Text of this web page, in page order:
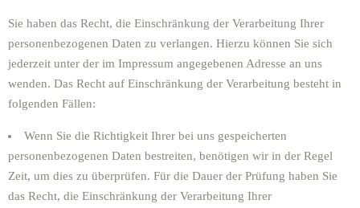
Sie haben das Recht, die Einschränkung der Verarbeitung Ihrer
personenbezogenen Daten zu verlangen. Hierzu können Sie sich
jederzeit unter der im Impressum angegebenen Adresse an uns
wenden. Das Recht auf Einschränkung der Verarbeitung besteht in
folgenden Fällen:
Wenn Sie die Richtigkeit Ihrer bei uns gespeicherten
personenbezogenen Daten bestreiten, benötigen wir in der Regel
Zeit, um dies zu überprüfen. Für die Dauer der Prüfung haben Sie
das Recht, die Einschränkung der Verarbeitung Ihrer